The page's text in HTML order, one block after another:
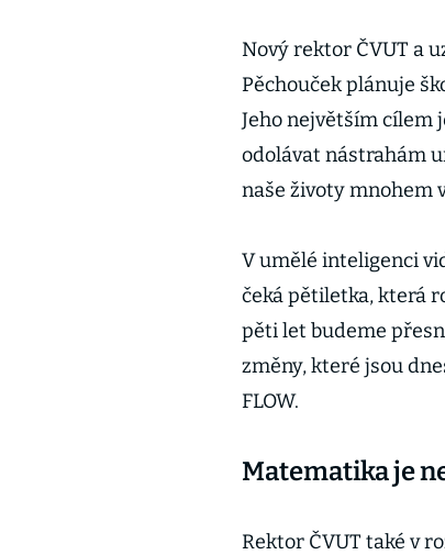
Nový rektor ČVUT a
Pěchouček plánuje
Jeho největším cílem
odolávat nástrahám
naše životy mnohem
V umělé inteligenci
čeká pětiletka, která
pěti let budeme
změny, které jsou
FLOW.
Matematika je
Rektor ČVUT také v